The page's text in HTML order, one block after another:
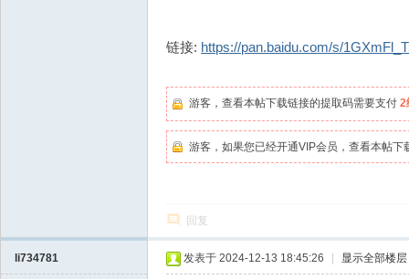
链接: https://pan.baidu.com/s/
游客，查看本帖下载链接的提取码需要支付 2
游客，如果您已经开通VIP会员，查看本帖下
回复
li734781 发表于 2024-12-13 18:45:26 显示全部楼层